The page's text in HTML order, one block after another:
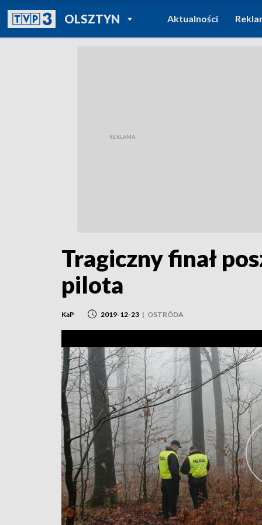
OLSZTYNPOWRÓT DO
TVP REGIONY
Aktualności
Tragiczny finał
pilota
KaP 2019-12-23 | OSTRÓDA